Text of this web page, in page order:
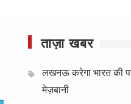
ताज़ा खबर
लखनऊ करेगा भारत की
मेज़बानी